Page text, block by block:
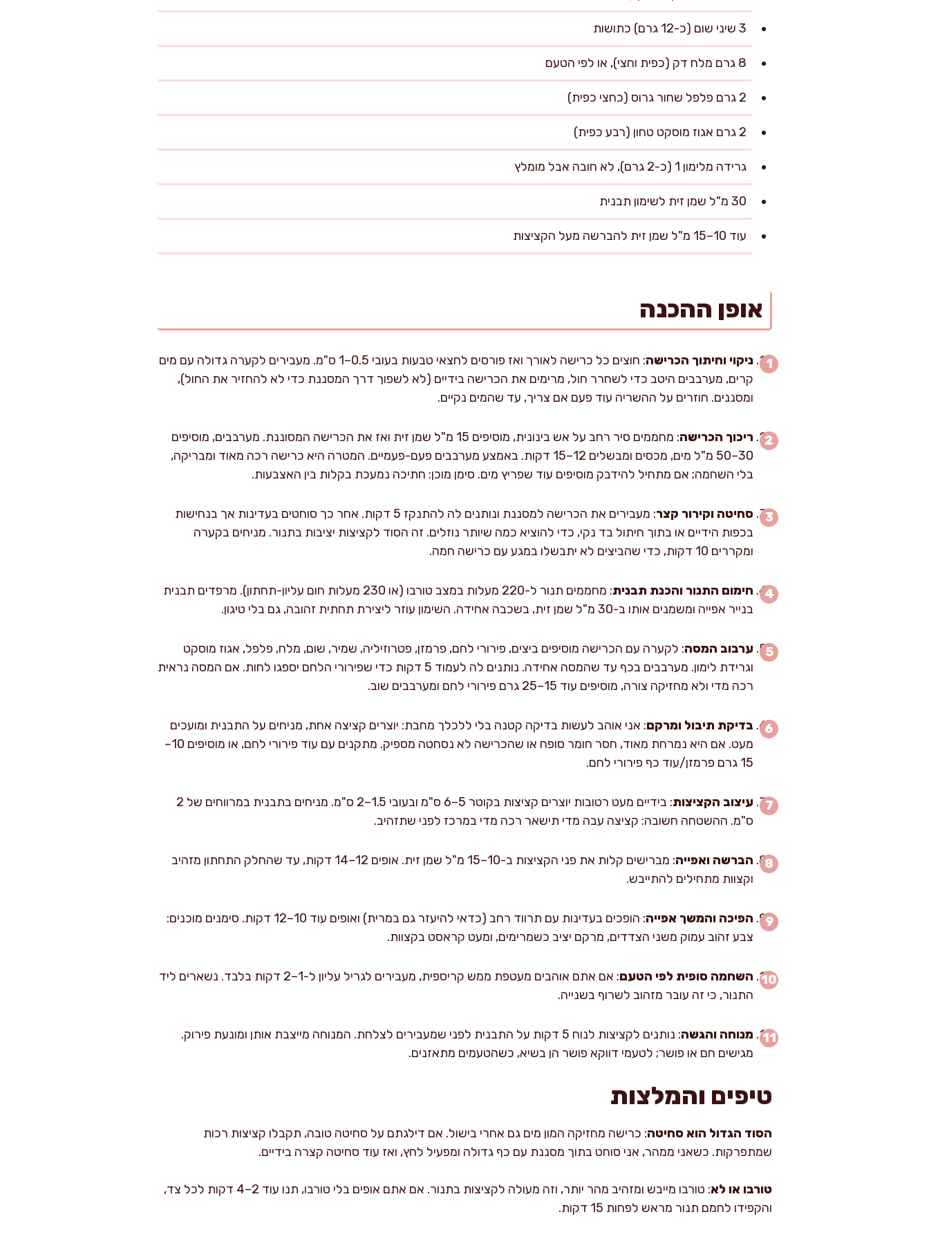
3 שיני שום (כ-12 גרם) כתושות
8 גרם מלח דק (כפית וחצי), או לפי הטעם
2 גרם פלפל שחור גרוס (כחצי כפית)
2 גרם אגוז מוסקט טחון (רבע כפית)
גרידה מלימון 1 (כ-2 גרם), לא חובה אבל מומלץ
30 מ"ל שמן זית לשימון תבנית
עוד 10–15 מ"ל שמן זית להברשה מעל הקציצות
אופן ההכנה
ניקוי וחיתוך הכרישה
: חוצים כל כרישה לאורך ואז פורסים לחצאי טבעות בעובי 0.5–1 ס"מ. מעבירים לקערה גדולה עם מים
קרים, מערבבים היטב כדי לשחרר חול, מרימים את הכרישה בידיים (לא לשפוך דרך המסננת כדי לא להחזיר את החול),
ומסננים. חוזרים על ההשריה עוד פעם אם צריך, עד שהמים נקיים.
ריכוך הכרישה
: מחממים סיר רחב על אש בינונית, מוסיפים 15 מ"ל שמן זית ואז את הכרישה המסוננת. מערבבים, מוסיפים
30–50 מ"ל מים, מכסים ומבשלים 12–15 דקות. באמצע מערבבים פעם-פעמיים. המטרה היא כרישה רכה מאוד ומבריקה,
בלי השחמה; אם מתחיל להידבק מוסיפים עוד שפריץ מים. סימן מוכן: חתיכה נמעכת בקלות בין האצבעות.
סחיטה וקירור קצר
: מעבירים את הכרישה למסננת ונותנים לה להתנקז 5 דקות. אחר כך סוחטים בעדינות אך בנחישות
בכפות הידיים או בתוך חיתול בד נקי, כדי להוציא כמה שיותר נוזלים. זה הסוד לקציצות יציבות בתנור. מניחים בקערה
ומקררים 10 דקות, כדי שהביצים לא יתבשלו במגע עם כרישה חמה.
חימום התנור והכנת תבנית
: מחממים תנור ל-220 מעלות במצב טורבו (או 230 מעלות חום עליון-תחתון). מרפדים תבנית
בנייר אפייה ומשמנים אותו ב-30 מ"ל שמן זית, בשכבה אחידה. השימון עוזר ליצירת תחתית זהובה, גם בלי טיגון.
ערבוב המסה: לקערה עם הכרישה מוסיפים ביצים, פירורי לחם, פרמזן, פטרוזיליה, שמיר, שום, מלח, פלפל, אגוז מוסקט
וגרידת לימון. מערבבים בכף עד שהמסה אחידה. נותנים לה לעמוד 5 דקות כדי שפירורי הלחם יספגו לחות. אם המסה נראית
רכה מדי ולא מחזיקה צורה, מוסיפים עוד 15–25 גרם פירורי לחם ומערבבים שוב.
בדיקת תיבול ומרקם: אני אוהב לעשות בדיקה קטנה בלי ללכלך מחבת: יוצרים קציצה אחת, מניחים על התבנית ומועכים
מעט. אם היא נמרחת מאוד, חסר חומר סופח או שהכרישה לא נסחטה מספיק. מתקנים עם עוד פירורי לחם, או מוסיפים 10–
15 גרם פרמזן/עוד כף פירורי לחם.
עיצוב הקציצות
: בידיים מעט רטובות יוצרים קציצות בקוטר 5–6 ס"מ ובעובי 1.5–2 ס"מ. מניחים בתבנית במרווחים של 2
ס"מ. ההשטחה חשובה: קציצה עבה מדי תישאר רכה מדי במרכז לפני שתזהיב.
הברשה ואפייה
: מברישים קלות את פני הקציצות ב-10–15 מ"ל שמן זית. אופים 12–14 דקות, עד שהחלק התחתון מזהיב
וקצוות מתחילים להתייבש.
הפיכה והמשך אפייה
: הופכים בעדינות עם תרווד רחב (כדאי להיעזר גם במרית) ואופים עוד 10–12 דקות. סימנים מוכנים:
צבע זהוב עמוק משני הצדדים, מרקם יציב כשמרימים, ומעט קראסט בקצוות.
השחמה סופית לפי הטעם
: אם אתם אוהבים מעטפת ממש קריספית, מעבירים לגריל עליון ל-1–2 דקות בלבד. נשארים ליד
התנור, כי זה עובר מזהוב לשרוף בשנייה.
מנוחה והגשה
: נותנים לקציצות לנוח 5 דקות על התבנית לפני שמעבירים לצלחת. המנוחה מייצבת אותן ומונעת פירוק.
מגישים חם או פושר; לטעמי דווקא פושר הן בשיא, כשהטעמים מתאזנים.
טיפים והמלצות
הסוד הגדול הוא סחיטה: כרישה מחזיקה המון מים גם אחרי בישול. אם דילגתם על סחיטה טובה, תקבלו קציצות רכות
שמתפרקות. כשאני ממהר, אני סוחט בתוך מסננת עם כף גדולה ומפעיל לחץ, ואז עוד סחיטה קצרה בידיים.
טורבו או לא
: טורבו מייבש ומזהיב מהר יותר, וזה מעולה לקציצות בתנור. אם אתם אופים בלי טורבו, תנו עוד 2–4 דקות לכל צד,
והקפידו לחמם תנור מראש לפחות 15 דקות.